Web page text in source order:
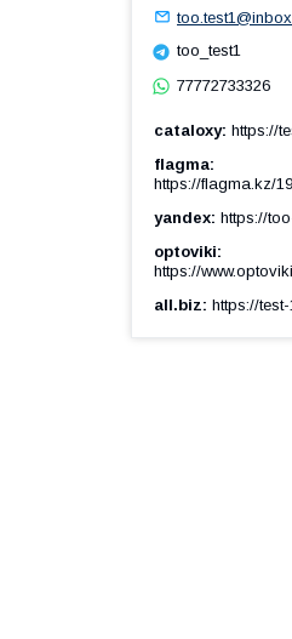
too_test1
77772733326
cataloxy https://
flagma
https://flagma.kz/
yandex https://
optoviki
https://
all.biz https://